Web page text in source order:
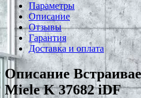
Параметры
Описание
Отзывы
Гарантия
Доставка и оплата
Описание
Miele K 37682 iDF